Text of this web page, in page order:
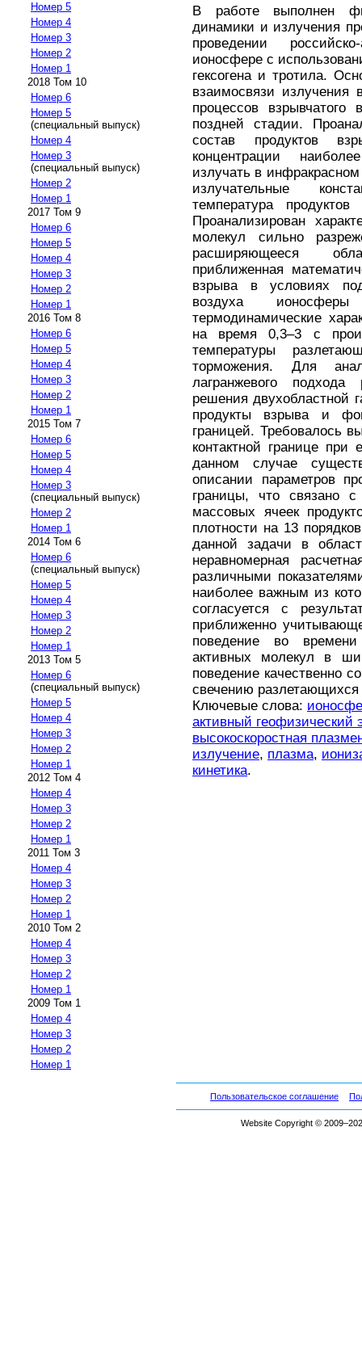
Номер 5
Номер 4
Номер 3
Номер 2
Номер 1
2018 Том 10
Номер 6
Номер 5
(специальный выпуск)
Номер 4
Номер 3
(специальный выпуск)
Номер 2
Номер 1
2017 Том 9
Номер 6
Номер 5
Номер 4
Номер 3
Номер 2
Номер 1
2016 Том 8
Номер 6
Номер 5
Номер 4
Номер 3
Номер 2
Номер 1
2015 Том 7
Номер 6
Номер 5
Номер 4
Номер 3
(специальный выпуск)
Номер 2
Номер 1
2014 Том 6
Номер 6
(специальный выпуск)
Номер 5
Номер 4
Номер 3
Номер 2
Номер 1
2013 Том 5
Номер 6
(специальный выпуск)
Номер 5
Номер 4
Номер 3
Номер 2
Номер 1
2012 Том 4
Номер 4
Номер 3
Номер 2
Номер 1
2011 Том 3
Номер 4
Номер 3
Номер 2
Номер 1
2010 Том 2
Номер 4
Номер 3
Номер 2
Номер 1
2009 Том 1
Номер 4
Номер 3
Номер 2
Номер 1
В работе выполнен
динамики и излучения
проведении
ионосфере с
гексогена и тротила.
взаимосвязи излучения
процессов
поздней стадии.
состав продуктов
концентрации
излучать в
излучательные
температура
Проанализирован
молекул сильно
расширяющееся
приближенная
взрыва в условиях
воздуха
термодинамические
на время 0,3–3 с
температуры
торможения. Для
лагранжевого подхода
решения двухобластной
продукты взрыва и
границей. Требовалось
контактной границе
данном случае
описании параметров
границы, что связано
массовых ячеек
плотности на 13
данной задачи в
неравномерная
различными
наиболее важным из
согласуется с
приближенно
поведение во
активных молекул в
поведение качественно
свечению разлетающихся
Ключевые слова:
активный геофизический
высокоскоростная
излучение, плазма,
кинетика.
Пользовательское соглашение
Website Copyright ©